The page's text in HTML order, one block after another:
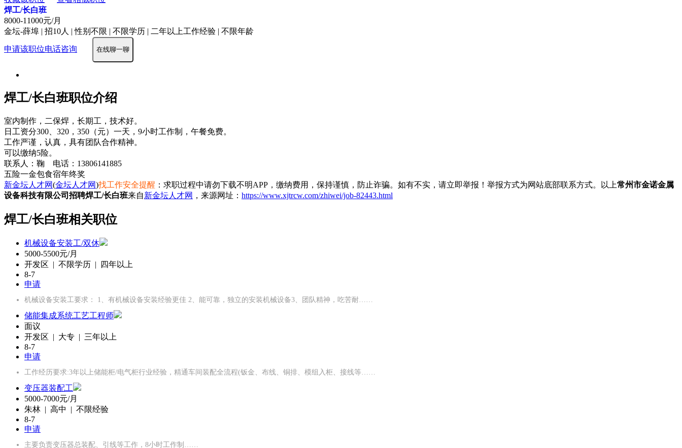
焊工/长白班
8000-11000元/月
金坛-薛埠 | 招10人 | 性别不限 | 不限学历 | 二年以上工作经验 | 不限年龄
申请该职位电话咨询 在线聊一聊
焊工/长白班职位介绍
室内制作，二保焊，长期工，技术好。
日工资分300、320，350（元）一天，9小时工作制，午餐免费。
工作严谨，认真，具有团队合作精神。
可以缴纳5险。
五险一金包食宿年终奖
新金坛人才网(金坛人才网)找工作安全提醒 ：求职过程中请勿下载不明APP，缴纳费用，保持谨慎，防止诈骗。如有不实，请立即举报！举报方式为网站底部联系方式。以上常州市金诺金属
设备科技有限公司招聘焊工/长白班来自新金坛人才网 ，来源网址： https://www.xjtrcw.com/zhiwei/job-82443.html
焊工/长白班相关职位
机械设备安装工/双休
5000-5500元/月
开发区 | 不限学历 | 四年以上
8-7
申请
机械设备安装工要求： 1、有机械设备安装经验更佳 2、能可靠，独立的安装机械设备3、团队精神，吃苦耐……
储能集成系统工艺工程师
面议
开发区 | 大专 | 三年以上
8-7
申请
工作经历要求:3年以上储能柜/电气柜行业经验，精通车间装配全流程(钣金、布线、铜排、模组入柜、接线等……
变压器装配工
5000-7000元/月
朱林 | 高中 | 不限经验
8-7
申请
主要负责变压器总装配、引线等工作，8小时工作制……